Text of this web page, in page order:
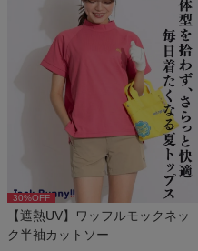
30%OFF
【遮熱UV】ワッフルモックネッ
ク半袖カットソー